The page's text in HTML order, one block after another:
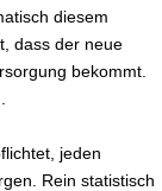
diesem
dass der neue
bekommt.
jeden
Rein statistisch